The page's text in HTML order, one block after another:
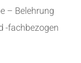
– Belehrung
-fachbezogen